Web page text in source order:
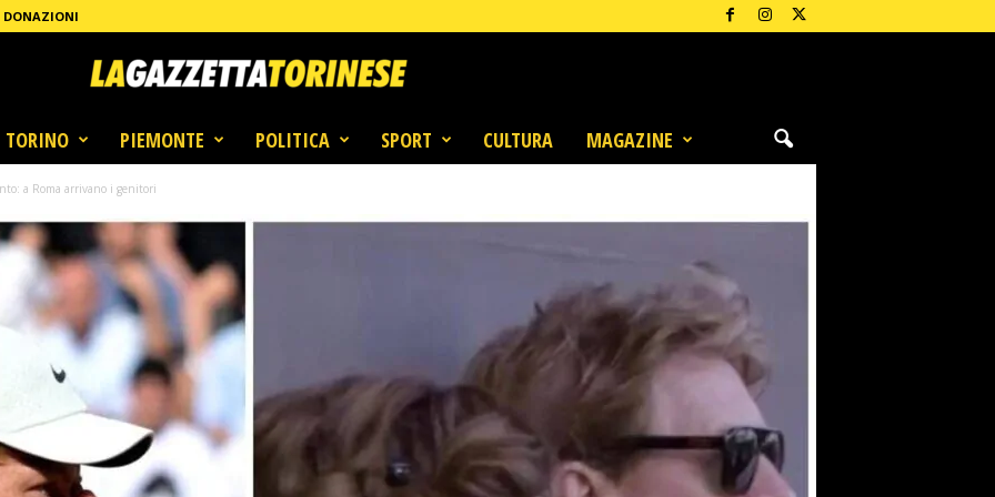
DONAZIONI
TORINO PIEMONTE POLITICA SPORT CULTURA MAGAZINE
a Roma arrivano i genitori